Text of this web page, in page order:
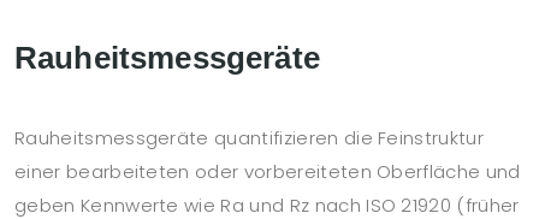
Rauheitsmessgeräte
Rauheitsmessgeräte quantifizieren die Feinstruktur
einer bearbeiteten oder vorbereiteten Oberfläche und
geben Kennwerte wie Ra und Rz nach ISO 21920 (früher